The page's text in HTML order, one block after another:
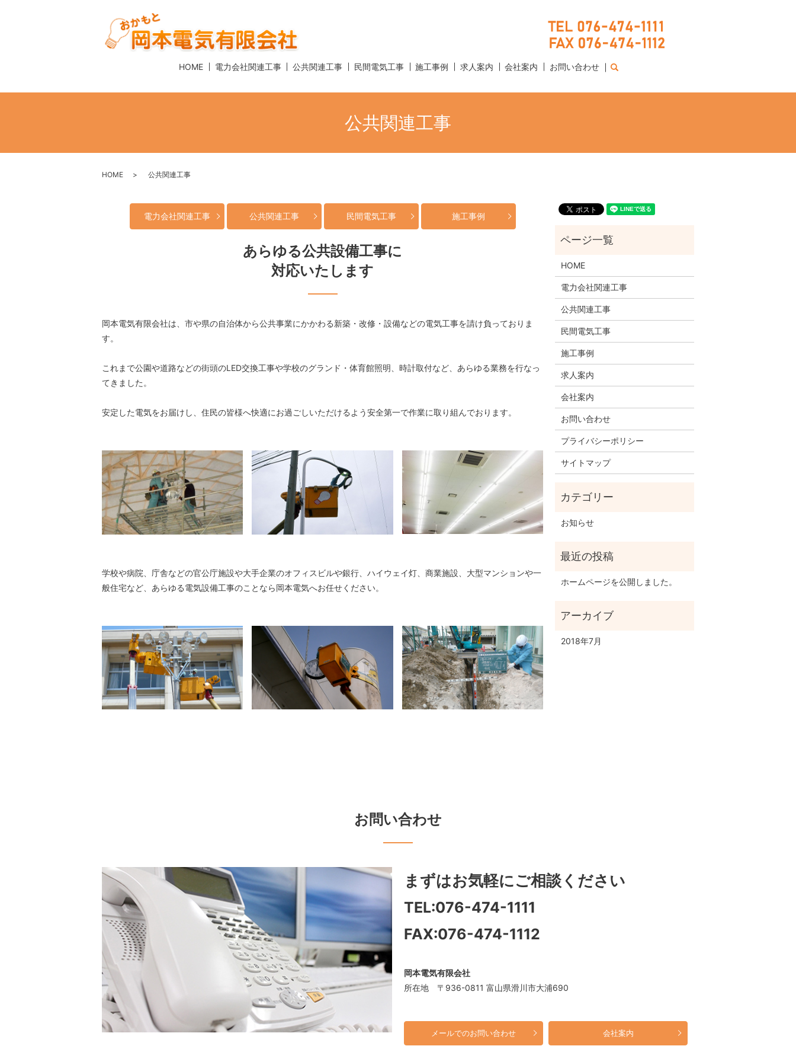
HOME 電力会社関連工事 公共関連工事 民間電気工事 施工事例 求人案内 会社案内 お問い合わせ search
公共関連工事
HOME 公共関連工事
電力会社関連工事 公共関連工事 民間電気工事 施工事例
あらゆる公共設備工事に
対応いたします
岡本電気有限会社は、市や県の自治体から公共事業にかかわる新築・改修・設備などの電気工事を請け負っておりま
す。
これまで公園や道路などの街頭のLED交換工事や学校のグランド・体育館照明、時計取付など、あらゆる業務を行なっ
てきました。
安定した電気をお届けし、住民の皆様へ快適にお過ごしいただけるよう安全第一で作業に取り組んでおります。
学校や病院、庁舎などの官公庁施設や大手企業のオフィスビルや銀行、ハイウェイ灯、商業施設、大型マンションや一
般住宅など、あらゆる電気設備工事のことなら岡本電気へお任せください。
HOME
電力会社関連工事
公共関連工事
民間電気工事
施工事例
求人案内
会社案内
お問い合わせ
プライバシーポリシー
サイトマップ
お知らせ
ホームページを公開しました。
2018年7月
お問い合わせ
まずはお気軽にご相談ください
TEL:076-474-1111
FAX:076-474-1112
岡本電気有限会社
所在地 〒936-0811 富山県滑川市大浦690
メールでのお問い合わせ 会社案内